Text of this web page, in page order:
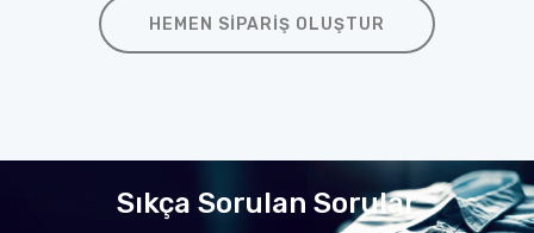
HEMEN SIPARIŞ OLUŞTUR
Sıkça Sorulan Sorular